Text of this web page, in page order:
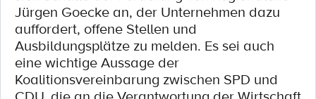
Jürgen Goecke an, der Unternehmen dazu
auffordert, offene Stellen und
Ausbildungsplätze zu melden. Es sei auch
eine wichtige Aussage der
Koalitionsvereinbarung zwischen SPD und